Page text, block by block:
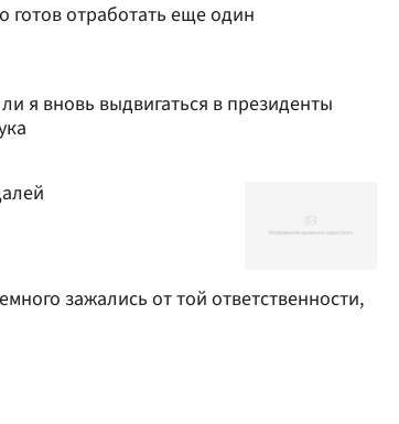
готов отработать еще один
я вновь выдвигаться в президенты
зажались от той ответственности,